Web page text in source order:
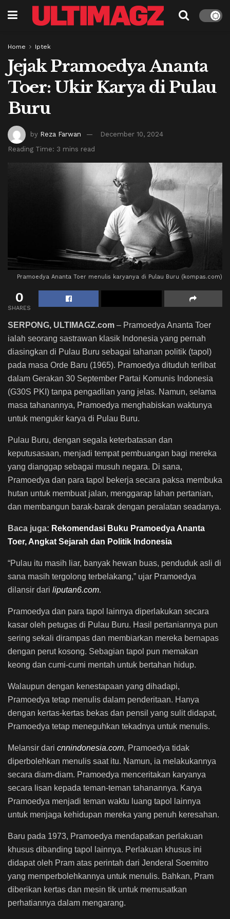
Home Iptek
Jejak Pramoedya Ananta
Toer: Ukir Karya di Pulau
Buru
by Reza Farwan
December 10, 2024
Reading Time: 3 mins read
Pramoedya Ananta Toer menulis karyanya di Pulau Buru (kompas.com)
0
SHARES
SERPONG, ULTIMAGZ.com – Pramoedya Ananta Toer
ialah seorang sastrawan klasik Indonesia yang pernah
diasingkan di Pulau Buru sebagai tahanan politik (tapol)
pada masa Orde Baru (1965). Pramoedya dituduh terlibat
dalam Gerakan 30 September Partai Komunis Indonesia
(G30S PKI) tanpa pengadilan yang jelas. Namun, selama
masa tahanannya, Pramoedya menghabiskan waktunya
untuk mengukir karya di Pulau Buru.
Pulau Buru, dengan segala keterbatasan dan
keputusasaan, menjadi tempat pembuangan bagi mereka
yang dianggap sebagai musuh negara. Di sana,
Pramoedya dan para tapol bekerja secara paksa membuka
hutan untuk membuat jalan, menggarap lahan pertanian,
dan membangun barak-barak dengan peralatan seadanya.
Baca juga: Rekomendasi Buku Pramoedya Ananta
Toer, Angkat Sejarah dan Politik Indonesia
“Pulau itu masih liar, banyak hewan buas, penduduk asli di
sana masih tergolong terbelakang,” ujar Pramoedya
dilansir dari liputan6.com.
Pramoedya dan para tapol lainnya diperlakukan secara
kasar oleh petugas di Pulau Buru. Hasil pertaniannya pun
sering sekali dirampas dan membiarkan mereka bernapas
dengan perut kosong. Sebagian tapol pun memakan
keong dan cumi-cumi mentah untuk bertahan hidup.
Walaupun dengan kenestapaan yang dihadapi,
Pramoedya tetap menulis dalam penderitaan. Hanya
dengan kertas-kertas bekas dan pensil yang sulit didapat,
Pramoedya tetap meneguhkan tekadnya untuk menulis.
Melansir dari cnnindonesia.com, Pramoedya tidak
diperbolehkan menulis saat itu. Namun, ia melakukannya
secara diam-diam. Pramoedya menceritakan karyanya
secara lisan kepada teman-teman tahanannya. Karya
Pramoedya menjadi teman waktu luang tapol lainnya
untuk menjaga kehidupan mereka yang penuh keresahan.
Baru pada 1973, Pramoedya mendapatkan perlakuan
khusus dibanding tapol lainnya. Perlakuan khusus ini
didapat oleh Pram atas perintah dari Jenderal Soemitro
yang memperbolehkannya untuk menulis. Bahkan, Pram
diberikan kertas dan mesin tik untuk memusatkan
perhatiannya dalam mengarang.